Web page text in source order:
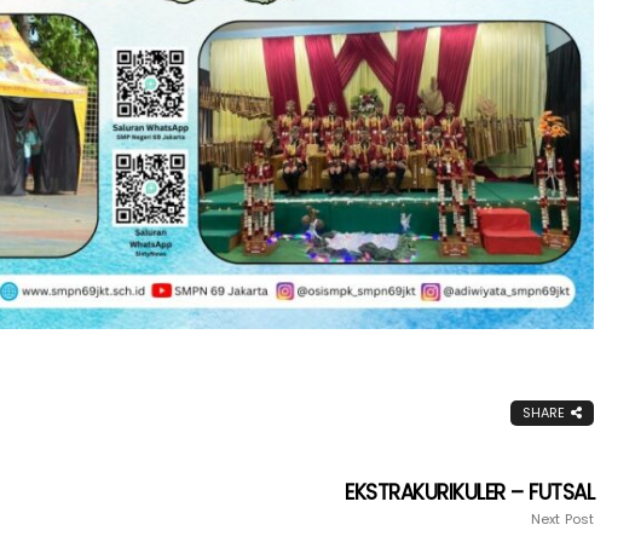
SHARE
EKSTRAKURIKULER – FUTSAL
Next Post